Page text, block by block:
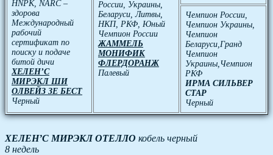
HNPK, NARC –
здорова
Международный
рабочий
сертификат по
поиску и подаче
битой дичи
ХЕЛЕН’С
МИРЭКЛ ШИ
ОЛВЕЙЗ ЗЕ БЕСТ
Черный
России, Украины,
Беларуси, Литвы,
НКП, РКФ, Юный
Чемпион России
ЖАММЕЛЬ
МОНИФИК
ФЛЕРДОРАНЖ
Палевый
Чемпион России,
Чемпион Украины,
Чемпион
Беларуси,Гранд
Чемпион
Украины,Чемпион
РКФ
ИРМА СИЛЬВЕР
СТАР
Черный
ХЕЛЕН’С МИРЭКЛ ОТЕЛЛО кобель черный
8 недель